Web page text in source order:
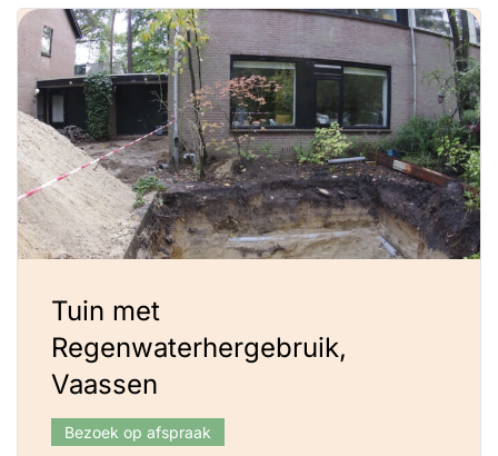
Tuin met
Regenwaterhergebruik,
Vaassen
Bezoek op afspraak